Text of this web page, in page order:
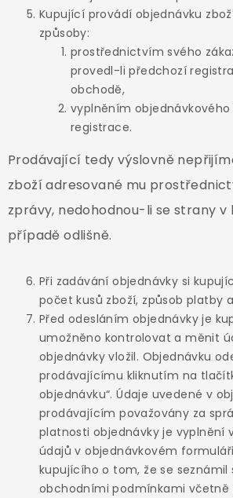
Kupující provádí objednávku
způsoby:
prostřednictvím svého
provedl-li předchozí
obchodě,
vyplněním
registrace.
Prodávající tedy výslovně
zboží adresované mu
zprávy, nedohodnou-li se strany
případě odlišně.
Při zadávání objednávky si
počet kusů zboží, způsob platby
Před odesláním objednávky je
umožněno kontrolovat a měnit
objednávky vložil. Objednávku
prodávajícímu kliknutím na
objednávku“. Údaje uvedené v
prodávajícím považovány za
platnosti objednávky je vyplnění
údajů v objednávkovém
kupujícího o tom, že se seznámil
obchodními podmínkami včetně